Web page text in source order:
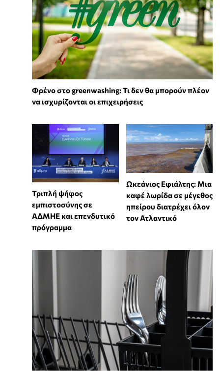
Φρένο στο greenwashing: Τι δεν θα μπορούν πλέον
να ισχυρίζονται οι επιχειρήσεις
Τριπλή ψήφος
εμπιστοσύνης σε
ΑΔΜΗΕ και επενδυτικό
πρόγραμμα
Ωκεάνιος Εφιάλτης: Μια
καφέ λωρίδα σε μέγεθος
ηπείρου διατρέχει όλον
τον Ατλαντικό